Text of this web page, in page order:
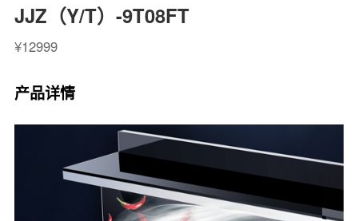
JJZ（Y/T）-9T08FT
¥12999
产品详情